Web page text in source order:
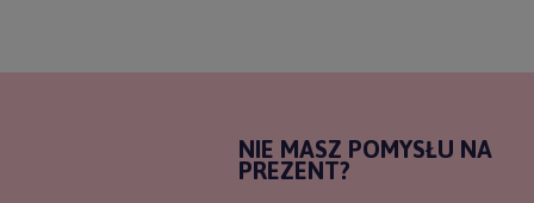
NIE MASZ POMYSŁU NA
PREZENT?